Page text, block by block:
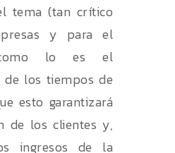
tema (tan crítico
y para el
como lo es el
los tiempos de
esto garantizará
de los clientes y,
ingresos de la